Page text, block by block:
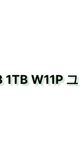
W11P 그